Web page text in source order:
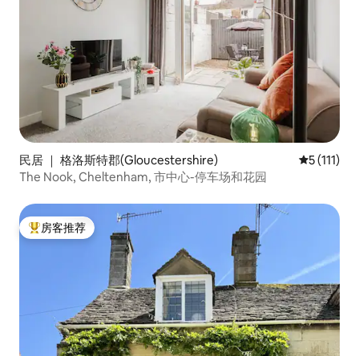
民居 ｜ 格洛斯特郡(Gloucestershire) 平均评分 5
5 (111)
The Nook, Cheltenham, 市中心-停车场和花园
热门「房客推荐」
房客推荐